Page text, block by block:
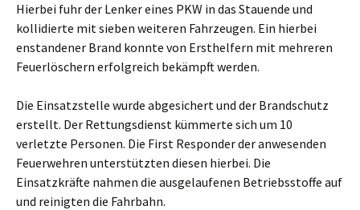
Hierbei fuhr der Lenker eines PKW in das Stauende und
kollidierte mit sieben weiteren Fahrzeugen. Ein hierbei
enstandener Brand konnte von Ersthelfern mit mehreren
Feuerlöschern erfolgreich bekämpft werden.
Die Einsatzstelle wurde abgesichert und der Brandschutz
erstellt. Der Rettungsdienst kümmerte sich um 10
verletzte Personen. Die First Responder der anwesenden
Feuerwehren unterstützten diesen hierbei. Die
Einsatzkräfte nahmen die ausgelaufenen Betriebsstoffe auf
und reinigten die Fahrbahn.